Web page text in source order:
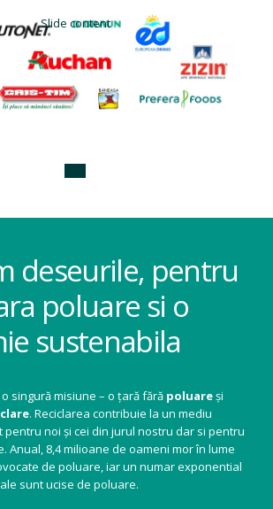
Slide content
deseurile, pentru
poluare si o
sustenabila
singură misiune – o țară fără poluareși
. Reciclarea contribuie la un mediu
pentru noi și cei din jurul nostru dar si pentru
Anual, 8,4 milioane de oameni mor în lume
de poluare, iar un numar exponential
sunt ucise de poluare.